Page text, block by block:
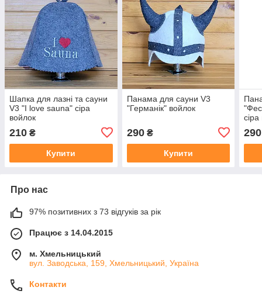
Шапка для лазні та сауни
V3 "I love sauna" сіра
войлок
210 ₴
Купити
Панама для сауни V3
"Германік" войлок
290₴
Купити
290
Про нас
97% позитивних з 73 відгуків за рік
Працює з 14.04.2015
м. Хмельницький
вул. Заводська, 159, Хмельницький, Україна
Контакти